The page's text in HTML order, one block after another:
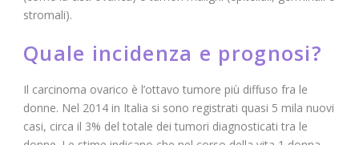
stromali).
Quale incidenza e prognosi?
Il carcinoma ovarico è l’ottavo tumore più diffuso fra le
donne. Nel 2014 in Italia si sono registrati quasi 5 mila nuovi
casi, circa il 3% del totale dei tumori diagnosticati tra le